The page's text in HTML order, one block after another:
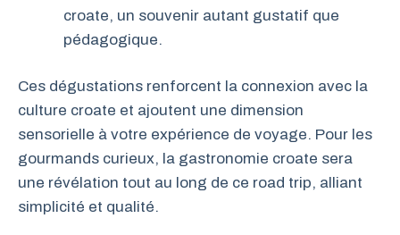
croate, un souvenir autant gustatif que
pédagogique.
Ces dégustations renforcent la connexion avec la
culture croate et ajoutent une dimension
sensorielle à votre expérience de voyage. Pour les
gourmands curieux, la gastronomie croate sera
une révélation tout au long de ce road trip, alliant
simplicité et qualité.